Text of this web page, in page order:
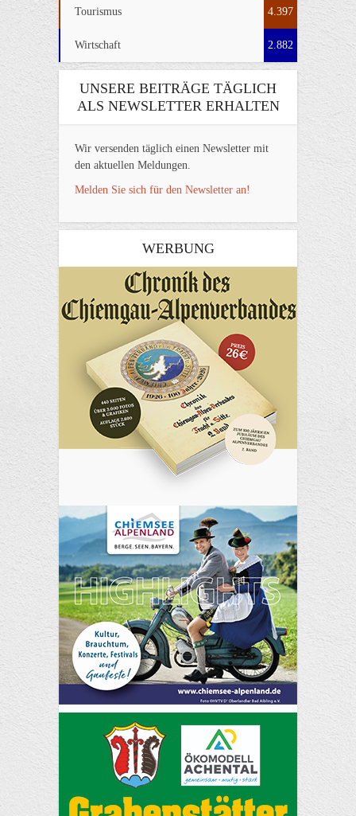
Tourismus 4.397
Wirtschaft 2.882
UNSERE BEITRÄGE TÄGLICH
ALS NEWSLETTER ERHALTEN
Wir versenden täglich einen Newsletter mit
den aktuellen Meldungen.
Melden Sie sich für den Newsletter an!
WERBUNG